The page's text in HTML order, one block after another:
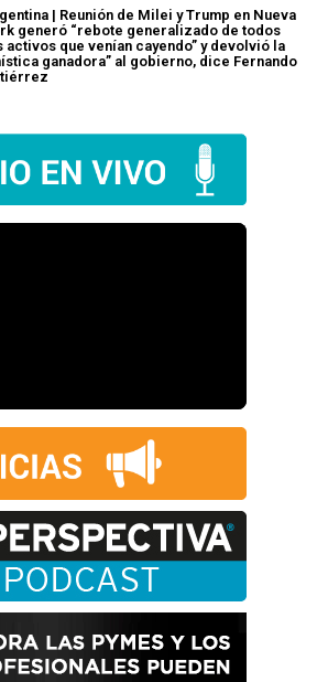
| Reunión de Milei y Trump en Nueva
generó “rebote generalizado de todos
activos que venían cayendo” y devolvió la
ganadora” al gobierno, dice Fernando